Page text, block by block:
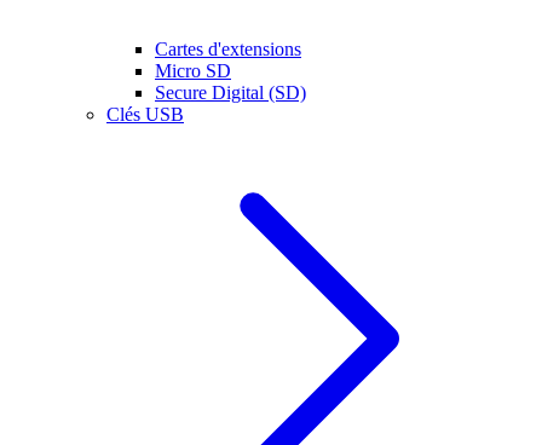
Cartes d'extensions
Micro SD
Secure Digital (SD)
Clés USB